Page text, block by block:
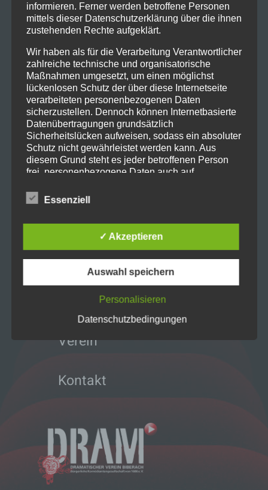
Saalöffnung 18.30 Uhr
Eintrittspreis: Erwachsene 13 Euro, Kinder und
Nur Abendkasse
Zurück
Home
Projekte
Verein
Kontakt
informieren. Ferner werden betroffene Personen
mittels dieser Datenschutzerklärung über die ihnen
zustehenden Rechte aufgeklärt.
Wir haben als für die Verarbeitung Verantwortlicher
zahlreiche technische und organisatorische
Maßnahmen umgesetzt, um einen möglichst
lückenlosen Schutz der über diese Internetseite
verarbeiteten personenbezogenen Daten
sicherzustellen. Dennoch können Internetbasierte
Datenübertragungen grundsätzlich
Sicherheitslücken aufweisen, sodass ein absoluter
Schutz nicht gewährleistet werden kann. Aus
diesem Grund steht es jeder betroffenen Person
frei, personenbezogene Daten auch auf
uns zu übermitteln.
Die Datenschutzerklärung beruht auf den
Richtlinien- und Verordnungsgeber beim Erlass
der Datenschutz-Grundverordnung (DS-GVO)
verwendet wurden. Unsere Datenschutzerklärung
soll sowohl für die Öffentlichkeit als auch für
lesbar und verständlich sein. Um dies zu
Begrifflichkeiten erläutern.
unter anderem die folgenden Begriffe:
a) personenbezogene Daten
Personenbezogene Daten sind alle
Informationen, die sich auf eine identifizierte
oder identifizierbare natürliche Person (im
Folgenden „betroffene Person") beziehen.
Essenziell
✓ Akzeptieren
Auswahl speichern
Personalisieren
Datenschutzbedingungen